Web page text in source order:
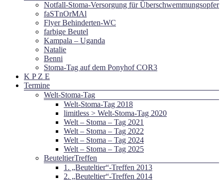
Notfall-Stoma-Versorgung für Überschwemmungsopfer
faSTnOrMAl
Flyer Behinderten-WC
farbige Beutel
Kampala – Uganda
Natalie
Benni
Stoma-Tag auf dem Ponyhof COR3
K P Z E
Termine
Welt-Stoma-Tag
Welt-Stoma-Tag 2018
limitless > Welt-Stoma-Tag 2020
Welt – Stoma – Tag 2021
Welt – Stoma – Tag 2022
Welt – Stoma – Tag 2024
Welt – Stoma – Tag 2025
BeuteltierTreffen
1. „Beuteltier“-Treffen 2013
2. „Beuteltier“-Treffen 2014